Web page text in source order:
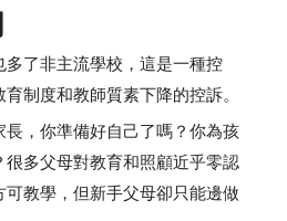
了非主流學校，這是一種控
制度和教師質素下降的控訴。
，你準備好自己了嗎？你為孩
多父母對教育和照顧近乎零認
教學，但新手父母卻只能邊做